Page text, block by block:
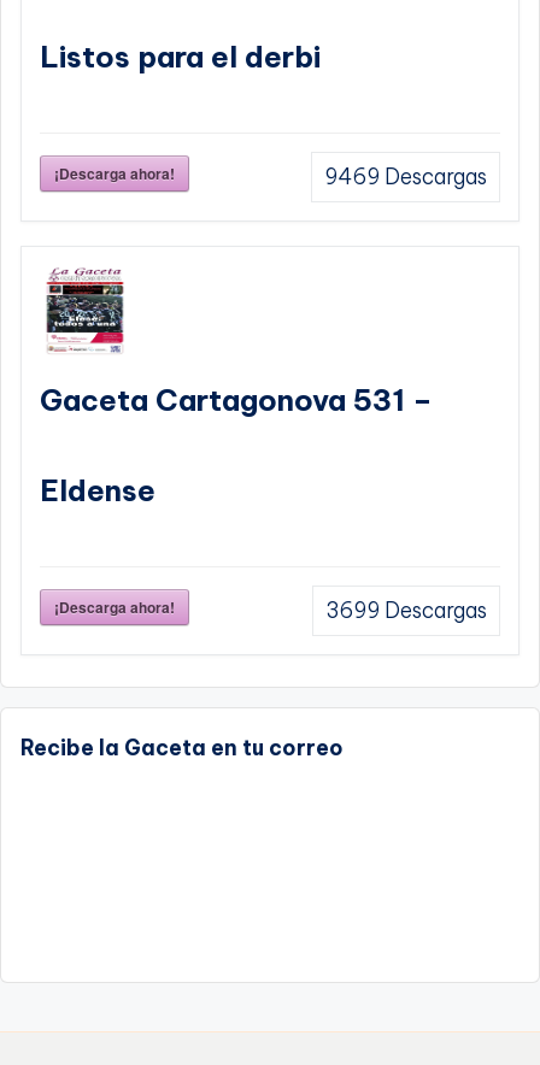
Listos para el derbi
¡Descarga ahora! 9469 Descargas
Gaceta Cartagonova 531 –
Eldense
¡Descarga ahora! 3699 Descargas
Recibe la Gaceta en tu correo